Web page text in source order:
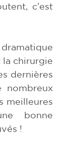
c’est
la chirurgie
dernières
nombreux
meilleures
bonne
!